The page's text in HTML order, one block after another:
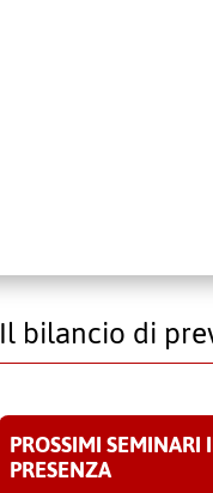
Il bilancio di
PROSSIMI SEMINARI
PRESENZA